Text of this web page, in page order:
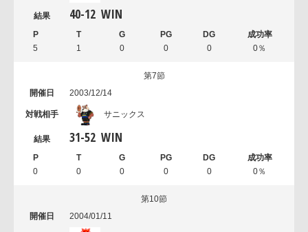
40-12 WIN
5 1 0 0 0 0％
第7節
2003/12/14
サニックス
31-52 WIN
0 0 0 0 0 0％
第10節
2004/01/11